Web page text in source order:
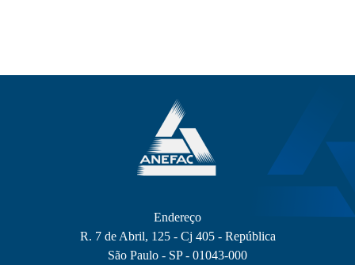
Endereço
R. 7 de Abril, 125 - Cj 405 - República
São Paulo - SP - 01043-000